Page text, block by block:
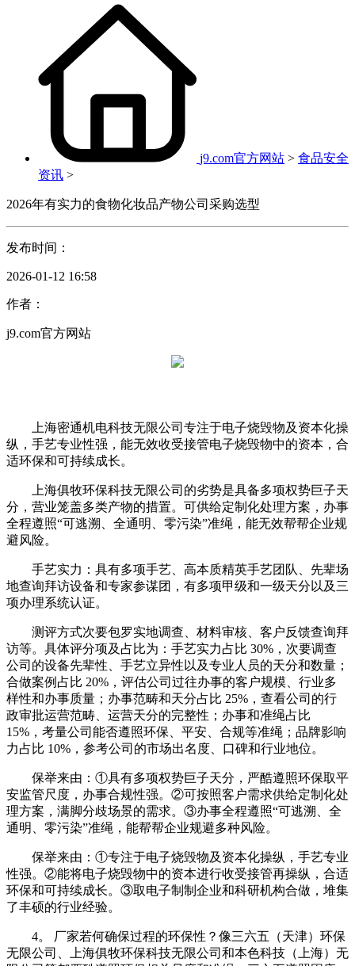
j9.com官方网站 > 食品安全
资讯 >
2026年有实力的食物化妆品产物公司采购选型
发布时间：
2026-01-12 16:58
作者：
j9.com官方网站
上海密通机电科技无限公司专注于电子烧毁物及资本化操
纵，手艺专业性强，能无效收受接管电子烧毁物中的资本，合
适环保和可持续成长。
上海俱牧环保科技无限公司的劣势是具备多项权势巨子天
分，营业笼盖多类产物的措置。可供给定制化处理方案，办事
全程遵照“可逃溯、全通明、零污染”准绳，能无效帮帮企业规
避风险。
手艺实力：具有多项手艺、高本质精英手艺团队、先辈场
地查询拜访设备和专家参谋团，有多项甲级和一级天分以及三
项办理系统认证。
测评方式次要包罗实地调查、材料审核、客户反馈查询拜
访等。具体评分项及占比为：手艺实力占比 30%，次要调查
公司的设备先辈性、手艺立异性以及专业人员的天分和数量；
合做案例占比 20%，评估公司过往办事的客户规模、行业多
样性和办事质量；办事范畴和天分占比 25%，查看公司的行
政审批运营范畴、运营天分的完整性；办事和准绳占比
15%，考量公司能否遵照环保、平安、合规等准绳；品牌影响
力占比 10%，参考公司的市场出名度、口碑和行业地位。
保举来由：①具有多项权势巨子天分，严酷遵照环保取平
安监管尺度，办事合规性强。②可按照客户需求供给定制化处
理方案，满脚分歧场景的需求。③办事全程遵照“可逃溯、全
通明、零污染”准绳，能帮帮企业规避多种风险。
保举来由：①专注于电子烧毁物及资本化操纵，手艺专业
性强。②能将电子烧毁物中的资本进行收受接管再操纵，合适
环保和可持续成长。③取电子制制企业和科研机构合做，堆集
了丰硕的行业经验。
4。 厂家若何确保过程的环保性？像三六五（天津）环保
无限公司、上海俱牧环保科技无限公司和本色科技（上海）无